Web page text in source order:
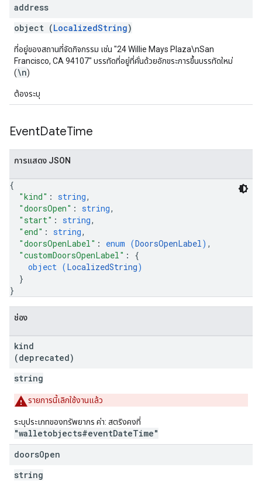
address
object (LocalizedString)
ที่อยู่ของสถานที่จัดกิจกรรม เช่น "24 Willie Mays Plaza\nSan
Francisco, CA 94107" บรรทัดที่อยู่ที่คั่นด้วยอักขระการขึ้นบรรทัดใหม่
(\n)
ต้องระบุ
EventDateTime
การแสดง JSON
{
"kind" : string,
"doorsOpen" : string,
"start" : string,
"end" : string,
"doorsOpenLabel" : enum (DoorsOpenLabel) ,
"customDoorsOpenLabel" : {
object (LocalizedString)
}
}
ช่อง
kind
(deprecated)
string
รายการนี้เลิกใช้งานแล้ว
ระบุประเภทของทรัพยากร ค่า: สตริงคงที่
"walletobjects#eventDateTime"
doorsOpen
string